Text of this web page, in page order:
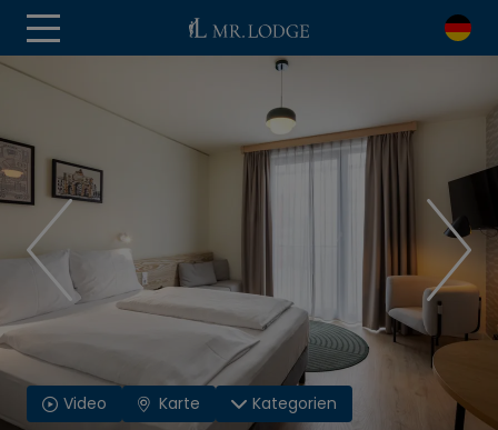
Video Karte Kategorien